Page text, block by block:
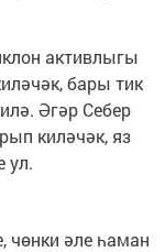
активлыгы
бары тик
Әгәр Себер
киләчәк, яз
ул.
чөнки әле һаман